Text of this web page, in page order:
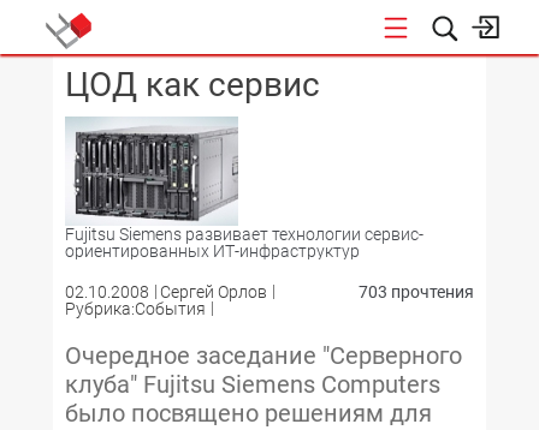
КОНФЕРЕНЦИИ
ЦОД как сервис
Fujitsu Siemens развивает технологии сервис-
ориентированных ИТ-инфраструктур
02.10.2008
Сергей Орлов
Рубрика:События
703 прочтения
Очередное заседание "Серверного
клуба" Fujitsu Siemens Computers
было посвящено решениям для